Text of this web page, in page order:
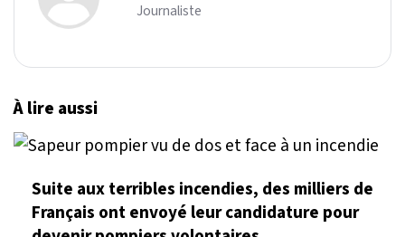
Journaliste
À lire aussi
Suite aux terribles incendies, des milliers de
Français ont envoyé leur candidature pour